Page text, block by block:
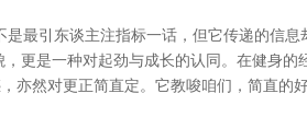
最引东谈主注指标一话，但它传递的信
更是一种对起劲与成长的认同。在健身
亦然对更正简直定。它教唆咱们，简直的